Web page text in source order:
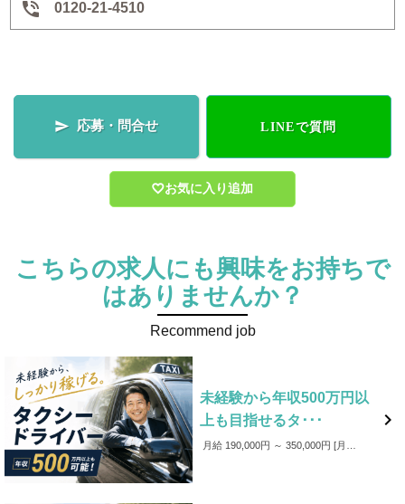
 0120-21-4510
 応募・問合せ LINEで質問
お気に入り追加
こちらの求人にも興味をお持ちで
はありませんか？
Recommend job
未経験から年収500万円以
上も目指せるタ･･･
月給 190,000円 ～ 350,000円 月給19万～35万円以上可（基本給＋諸手当＋歩合給） ※営業成績・勤務実績による。 ※入社12ヶ月間は保障給あり（10,000円/月） 【モデル年収】 40歳代 年収約620万円 （平均月収47.0万円 ＋ 賞与2回 57.8万円） 40歳代 年収約560万円 （平均月収 41.9万円 ＋ 賞与2回 55.2万円） 50歳代 年収 約500万円 （平均月収 37.6万円 ＋ 賞与2回 55.2万円）
